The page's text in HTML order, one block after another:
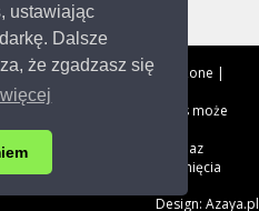
ustawiając
Dalsze
że zgadzasz się
Wszystkie prawa zastrzeżone |
| 0.153s.
dzięki którym nasz serwis może
lepiej.
z ogólno dostępnych baz
prawo do zmiany oraz usunięcia
Design: Azaya.pl